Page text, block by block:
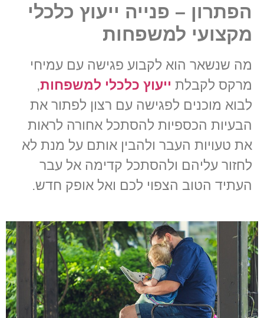
הפתרון – פנייה ייעוץ כלכלי
מקצועי למשפחות
מה שנשאר הוא לקבוע פגישה עם עמיחי
מרקס לקבלת ייעוץ כלכלי למשפחות,
לבוא מוכנים לפגישה עם רצון לפתור את
הבעיות הכספיות להסתכל אחורה לראות
את טעויות העבר ולהבין אותם על מנת לא
לחזור עליהם ולהסתכל קדימה אל עבר
העתיד הטוב הצפוי לכם ואל אופק חדש.